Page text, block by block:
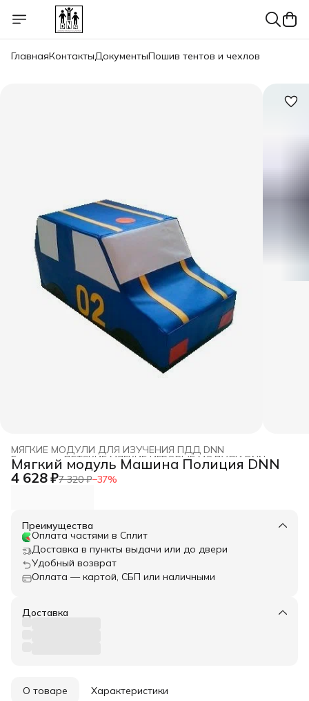
ГлавнаяКонтактыДокументыПошив тентов и чехлов
МЯГКИЕ МОДУЛИ ДЛЯ ИЗУЧЕНИЯ ПДД DNN
ДЕТСКИЕ МЯГКИЕ ИГРОВЫЕ МОДУЛИ DNN ›
Главная ›
Мягкий модуль Машина Полиция DNN
4 628 ₽7 320 ₽−37%
Преимущества
Оплата частями в Сплит
Доставка в пункты выдачи или до двери
Удобный возврат
Оплата — картой, СБП или наличными
Доставка
О товаре Характеристики